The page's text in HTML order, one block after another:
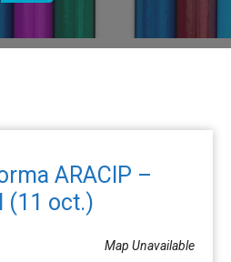
ARACIP –
(11 oct.)
Map Unavailable